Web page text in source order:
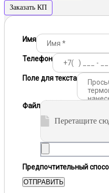
Заказать КП
Имя
Телефон
Поле для текста
Файл
Перетащите
Предпочтительный
ОТПРАВИТЬ